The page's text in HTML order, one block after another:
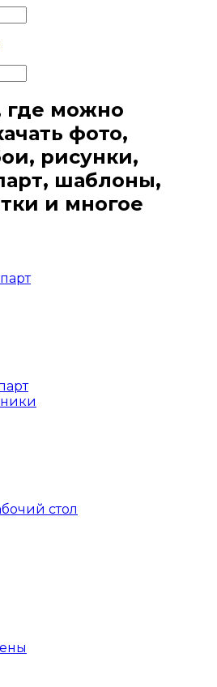
где можно
фото,
рисунки,
шаблоны,
и многое
стол